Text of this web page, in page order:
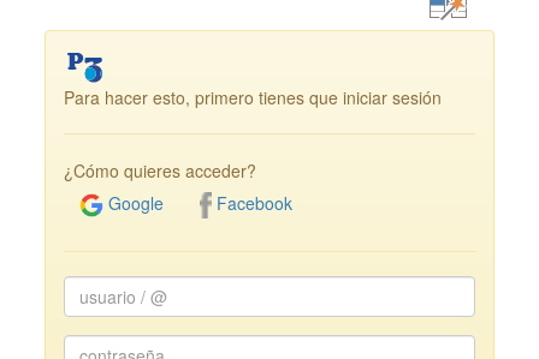
Para hacer esto, primero tienes que iniciar sesión
¿Cómo quieres acceder?
Google
Facebook
usuario
/
@
Password